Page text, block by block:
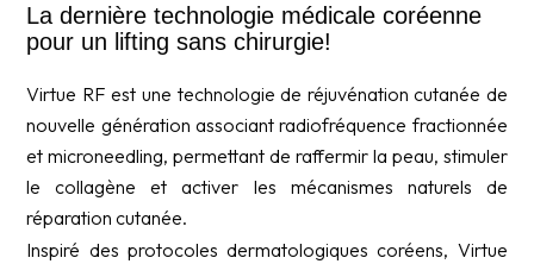
La dernière technologie médicale coréenne
pour un lifting sans chirurgie!
Virtue RF est une technologie de réjuvénation cutanée de
nouvelle génération associant radiofréquence fractionnée
et microneedling, permettant de raffermir la peau, stimuler
le collagène et activer les mécanismes naturels de
réparation cutanée.
Inspiré des protocoles dermatologiques coréens, Virtue